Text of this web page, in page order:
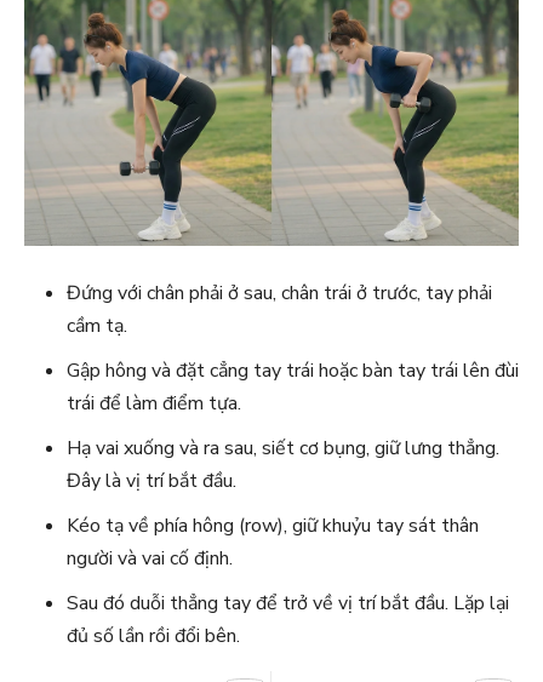
Đứng với chân phải ở sau, chân trái ở trước, tay phải
cầm tạ.
Gập hông và đặt cẳng tay trái hoặc bàn tay trái lên đùi
trái để làm điểm tựa.
Hạ vai xuống và ra sau, siết cơ bụng, giữ lưng thẳng.
Đây là vị trí bắt đầu.
Kéo tạ về phía hông (row), giữ khuỷu tay sát thân
người và vai cố định.
Sau đó duỗi thẳng tay để trở về vị trí bắt đầu. Lặp lại
đủ số lần rồi đổi bên.